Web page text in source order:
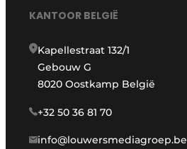
KANTOOR BELGIË
Kapellestraat 132/1
Gebouw G
8020 Oostkamp België
+32 50 36 81 70
info@louwersmediagroep.be